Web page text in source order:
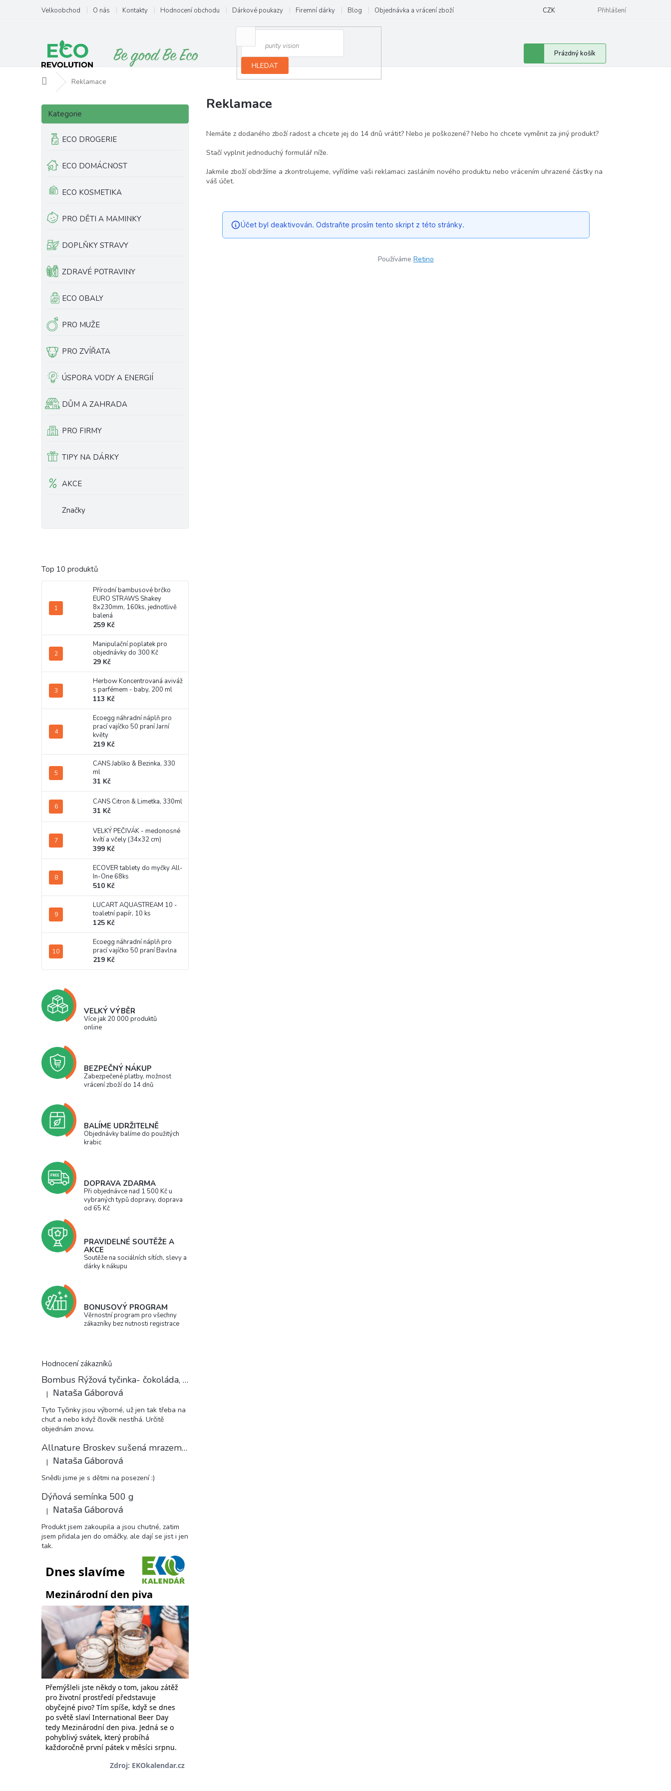
obsah
Velkoobchod O nás Kontakty Hodnocení obchodu Dárkové poukazy Firemní dárky Blog Objednávka a vrácení zboží CZK Přihlášení
HLEDAT
Nákupní
košík
Prázdný košík
Domů Reklamace
P
s
n
n
Přeskočit
kategorie
Kategorie
ECO DROGERIE
ECO DOMÁCNOST
ECO KOSMETIKA
PRO DĚTI A MAMINKY
DOPLŇKY STRAVY
ZDRAVÉ POTRAVINY
ECO OBALY
PRO MUŽE
PRO ZVÍŘATA
ÚSPORA VODY A ENERGIÍ
DŮM A ZAHRADA
PRO FIRMY
TIPY NA DÁRKY
AKCE
Značky
Top 10 produktů
Přírodní bambusové brčko
EURO STRAWS Shakey
8x230mm, 160ks, jednotlivě
balená
259 Kč
Manipulační poplatek pro
objednávky do 300 Kč
29 Kč
Herbow Koncentrovaná aviváž
s parfémem - baby, 200 ml
113 Kč
Ecoegg náhradní náplň pro
prací vajíčko 50 praní Jarní
květy
219 Kč
CANS Jablko & Bezinka, 330
ml
31 Kč
CANS Citron & Limetka, 330ml
31 Kč
VELKÝ PEČIVÁK - medonosné
kvítí a včely (34x32 cm)
399 Kč
ECOVER tablety do myčky All-
In-One 68ks
510 Kč
LUCART AQUASTREAM 10 -
toaletní papír, 10 ks
125 Kč
Ecoegg náhradní náplň pro
prací vajíčko 50 praní Bavlna
219 Kč
VELKÝ VÝBĚR
Více jak 20 000 produktů
online
BEZPEČNÝ NÁKUP
Zabezpečené platby, možnost
vrácení zboží do 14 dnů
BALÍME UDRŽITELNĚ
Objednávky balíme do použitých
krabic
DOPRAVA ZDARMA
Při objednávce nad 1 500 Kč u
vybraných typů dopravy, doprava
od 65 Kč
PRAVIDELNÉ SOUTĚŽE A
AKCE
Soutěže na sociálních sítích, slevy a
dárky k nákupu
BONUSOVÝ PROGRAM
Věrnostní program pro všechny
zákazníky bez nutnosti registrace
Hodnocení zákazníků
Bombus Rýžová tyčinka- čokoláda, 18 g
Hodnocení produktu je 5 z 5 hvězdiček.
| Nataša Gáborová
Tyto Tyčinky jsou výborné, už jen tak třeba na
chuť a nebo když člověk nestíhá. Určitě
objednám znovu.
Allnature Broskev sušená mrazem plátky, 15 g
Hodnocení produktu je 5 z 5 hvězdiček.
| Nataša Gáborová
Snědli jsme je s dětmi na posezení :)
Dýňová semínka 500 g
Hodnocení produktu je 5 z 5 hvězdiček.
| Nataša Gáborová
Produkt jsem zakoupila a jsou chutné, zatim
jsem přidala jen do omáčky, ale dají se jist i jen
tak.
Reklamace
Nemáte z dodaného zboží radost a chcete jej do 14 dnů vrátit? Nebo je poškozené? Nebo ho chcete vyměnit za jiný produkt?
Stačí vyplnit jednoduchý formulář níže.
Jakmile zboží obdržíme a zkontrolujeme, vyřídíme vaši reklamaci zasláním nového produktu nebo vrácením uhrazené částky na
váš účet.
Používáme Retino